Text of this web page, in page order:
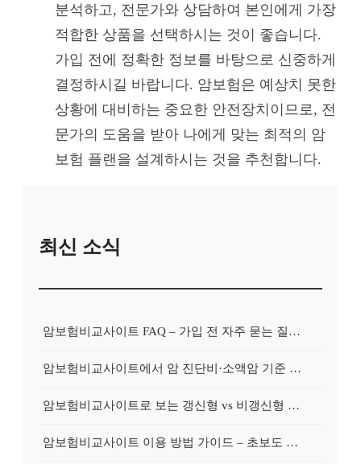
분석하고, 전문가와 상담하여 본인에게 가장
적합한 상품을 선택하시는 것이 좋습니다.
가입 전에 정확한 정보를 바탕으로 신중하게
결정하시길 바랍니다. 암보험은 예상치 못한
상황에 대비하는 중요한 안전장치이므로, 전
문가의 도움을 받아 나에게 맞는 최적의 암
보험 플랜을 설계하시는 것을 추천합니다.
최신 소식
암보험비교사이트 FAQ – 가입 전 자주 묻는 질문 정리
암보험비교사이트에서 암 진단비·소액암 기준 제대로 비교하기
암보험비교사이트로 보는 갱신형 vs 비갱신형 암보험 차이
암보험비교사이트 이용 방법 가이드 – 초보도 쉽게 비교하는 순서